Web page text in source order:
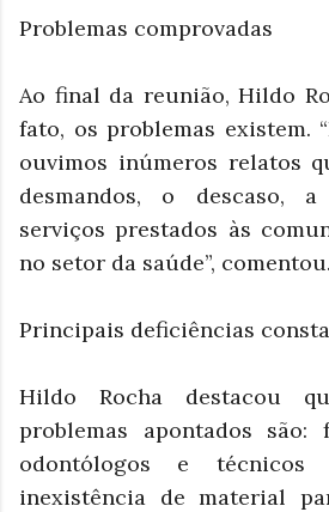
Problemas comprovadas
Ao final da reunião, Hildo
fato, os problemas existem.
ouvimos inúmeros relatos
desmandos, o descaso,
serviços prestados às
no setor da saúde”, comentou.
Principais deficiências
Hildo Rocha destacou
problemas apontados são:
odontólogos e técnicos
inexistência de material